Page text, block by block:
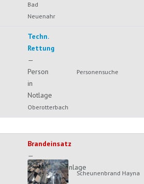
Bad
Neuenahr
Techn.
Rettung
—
Person
in
Notlage
Oberotterbach
Personensuche
Brandeinsatz
—
Brandmeldeanlage
Herxheim
Scheunenbrand Hayna